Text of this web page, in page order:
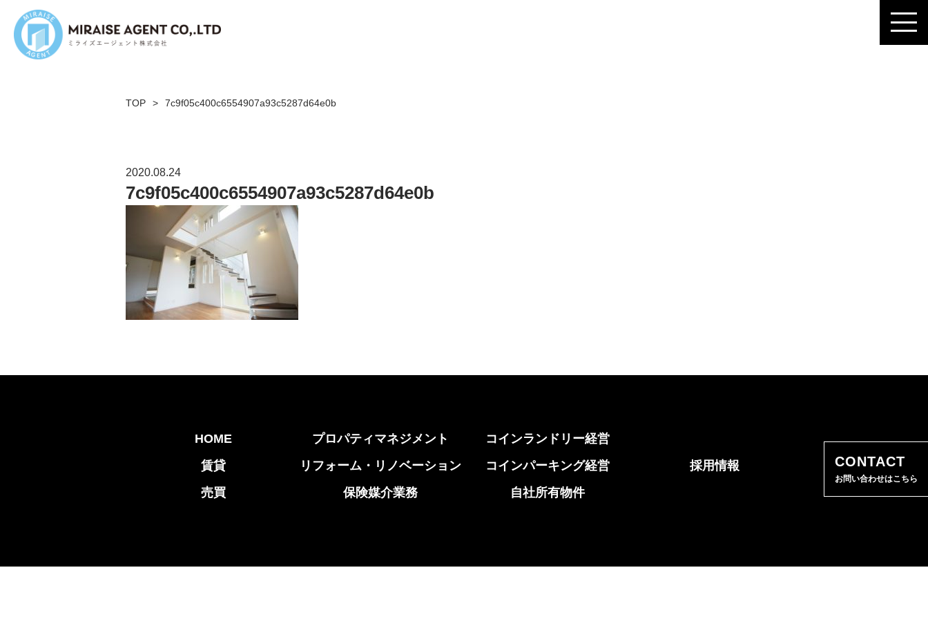
CONTACT
お問い合わせはこちら
TOP > 7c9f05c400c6554907a93c5287d64e0b
2020.08.24
7c9f05c400c6554907a93c5287d64e0b
HOME
賃貸
売買
プロパティマネジメント
リフォーム・リノベーション
保険媒介業務
コインランドリー経営
コインパーキング経営
自社所有物件
採用情報